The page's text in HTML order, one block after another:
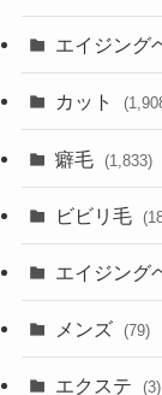
エイジング
カット
癖毛 (1,833)
ビビリ毛
エイジング
メンズ (79)
エクステ (3)